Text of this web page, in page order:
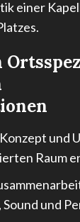
einer
und
Raum
und